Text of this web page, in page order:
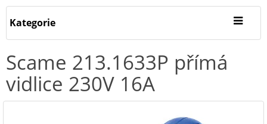
Kategorie
Scame 213.1633P přímá
vidlice 230V 16A